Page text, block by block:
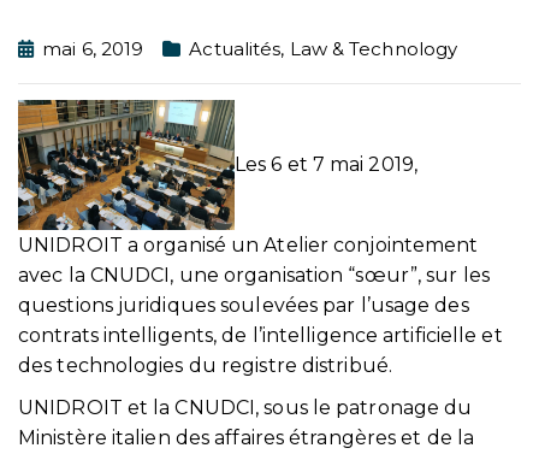
mai 6, 2019 Actualités, Law & Technology
Les 6 et 7 mai 2019,
UNIDROIT a organisé un Atelier conjointement
avec la CNUDCI, une organisation “sœur”, sur les
questions juridiques soulevées par l’usage des
contrats intelligents, de l’intelligence artificielle et
des technologies du registre distribué.
UNIDROIT et la CNUDCI, sous le patronage du
Ministère italien des affaires étrangères et de la